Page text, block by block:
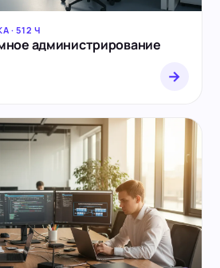
· 512 Ч
администрирование
→